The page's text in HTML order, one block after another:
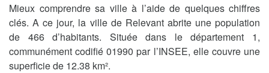
Mieux comprendre sa ville à l’aide de quelques chiffres
clés. A ce jour, la ville de Relevant abrite une population
de 466 d’habitants. Située dans le département 1,
communément codifié 01990 par l’INSEE, elle couvre une
superficie de 12.38 km².